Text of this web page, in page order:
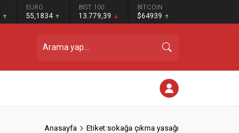
EURO
55,1834
BIST 100
13.779,39
BITCOIN
$64939
Anasayfa Etiket:sokağa çıkma yasağı